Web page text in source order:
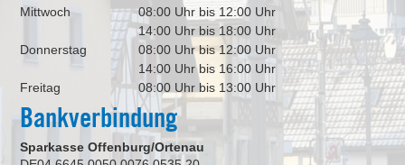
Mittwoch
08:00 Uhr bis 12:00 Uhr
14:00 Uhr bis 18:00 Uhr
Donnerstag
08:00 Uhr bis 12:00 Uhr
14:00 Uhr bis 16:00 Uhr
Freitag
08:00 Uhr bis 13:00 Uhr
Bankverbindung
Sparkasse Offenburg/Ortenau